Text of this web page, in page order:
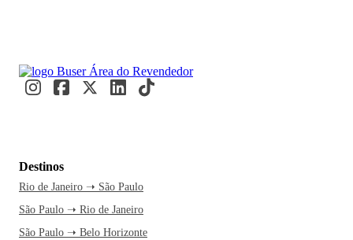
Destinos
Rio de Janeiro ➝ São Paulo
São Paulo ➝ Rio de Janeiro
São Paulo ➝ Belo Horizonte